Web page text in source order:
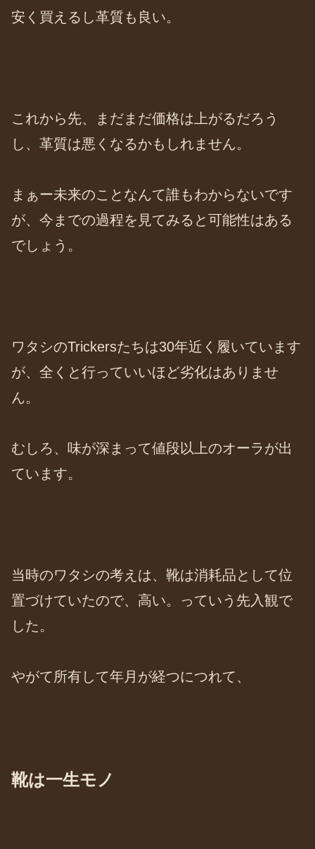
安く買えるし革質も良い。
これから先、まだまだ価格は上がるだろう
し、革質は悪くなるかもしれません。
まぁー未来のことなんて誰もわからないです
が、今までの過程を見てみると可能性はある
でしょう。
ワタシのTrickersたちは30年近く履いています
が、全くと行っていいほど劣化はありませ
ん。
むしろ、味が深まって値段以上のオーラが出
ています。
当時のワタシの考えは、靴は消耗品として位
置づけていたので、高い。っていう先入観で
した。
やがて所有して年月が経つにつれて、
靴は一生モノ